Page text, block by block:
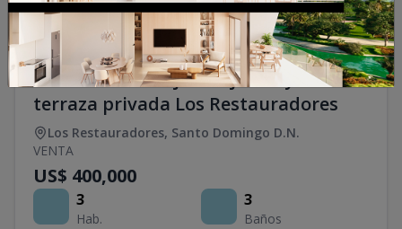
Penthouse de lujo con jacuzzy en
terraza privada Los Restauradores
Los Restauradores, Santo Domingo D.N.
VENTA
US$ 400,000
3
Hab.
3
Baños